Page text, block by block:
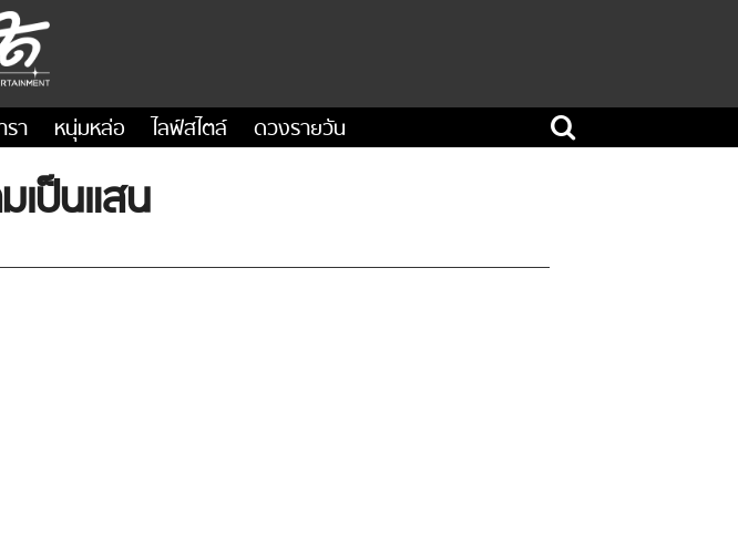
รา หนุ่มหล่อ ไลฟ์สไตล์ ดวงรายวัน
ป็นแสน